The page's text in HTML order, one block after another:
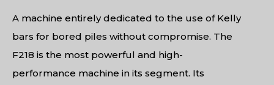
A machine entirely dedicated to the use of Kelly
bars for bored piles without compromise. The
F218 is the most powerful and high-
performance machine in its segment. Its